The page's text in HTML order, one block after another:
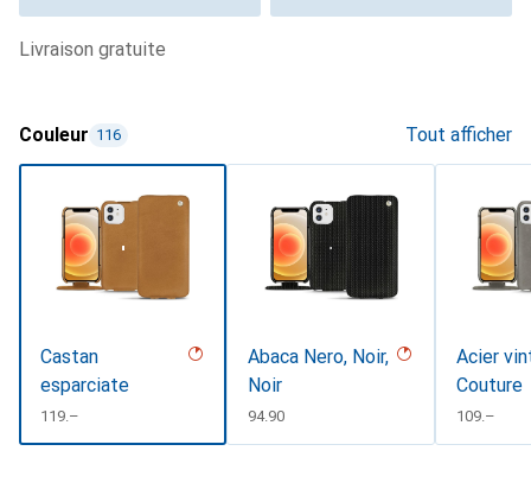
livraison gratuite
Couleur 116 Tout afficher
Castan
esparciate
CHF
119.–
Abaca Nero, Noir,
Noir
CHF
94.90
Acier
Couture
CHF
109.–